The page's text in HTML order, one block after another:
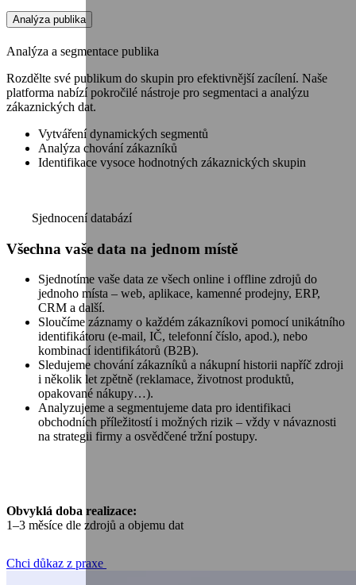
Analýza publika
Analýza a segmentace publika
Rozdělte své publikum do skupin pro efektivnější zacílení. Naše
platforma nabízí pokročilé nástroje pro segmentaci a analýzu
zákaznických dat.
Vytváření dynamických segmentů
Analýza chování zákazníků
Identifikace vysoce hodnotných zákaznických skupin
Sjednocení databází
Všechna vaše data na jednom místě
Sjednotíme vaše data ze všech online i offline zdrojů do
jednoho místa – web, aplikace, kamenné prodejny, ERP,
CRM a další.
Sloučíme záznamy o každém zákazníkovi pomocí unikátního
identifikátoru (e-mail, IČ, telefonní číslo, apod.), nebo
kombinací identifikátorů (B2B).
Sledujeme chování zákazníků a nákupní historii napříč zdroji
i několik let zpětně (reklamace, životnost produktů,
opakované nákupy…).
Analyzujeme a segmentujeme data pro identifikaci
obchodních příležitostí i možných rizik – vždy v návaznosti
na strategii firmy a osvědčené tržní postupy.
Obvyklá doba realizace:
1–3 měsíce dle zdrojů a objemu dat
Chci důkaz z praxe